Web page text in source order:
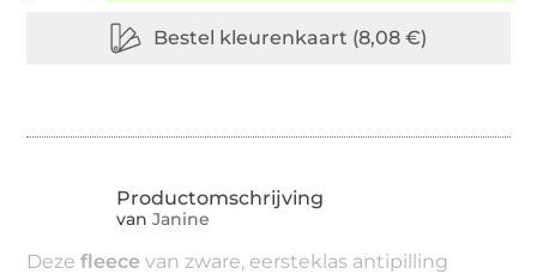
van Janine
Dezefleece van zware, eersteklas antipilling